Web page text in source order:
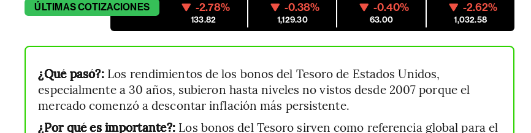
ÚLTIMASCOTIZACIONES -2.78%
133.82
-0.38%
1,129.30
-0.40%
63.00
-2.62%
1,032.58
¿Qué pasó?: Los rendimientos de los bonos del Tesoro de Estados Unidos,
especialmente a 30 años, subieron hasta niveles no vistos desde 2007 porque el
mercado comenzó a descontar inflación más persistente.
¿Por qué es importante?: Los bonos del Tesoro sirven como referencia global para el